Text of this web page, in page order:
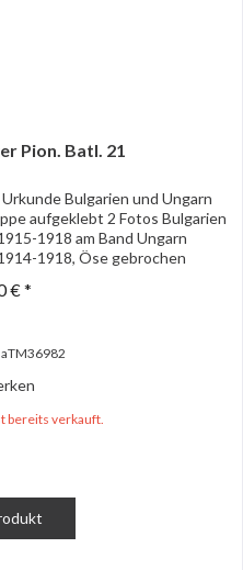
Pion. Batl. 21
Bulgarien und Ungarn
aufgeklebt 2 Fotos Bulgarien
1918 am Band Ungarn
1918, Öse gebrochen
€ *
aTM36982
bereits verkauft.